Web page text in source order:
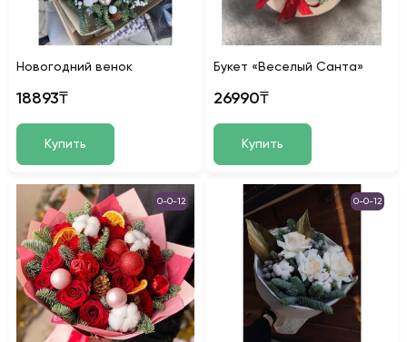
Новогодний венок
18893₸
Купить
Букет «Веселый Санта»
26990₸
Купить
0-0-12 0-0-12